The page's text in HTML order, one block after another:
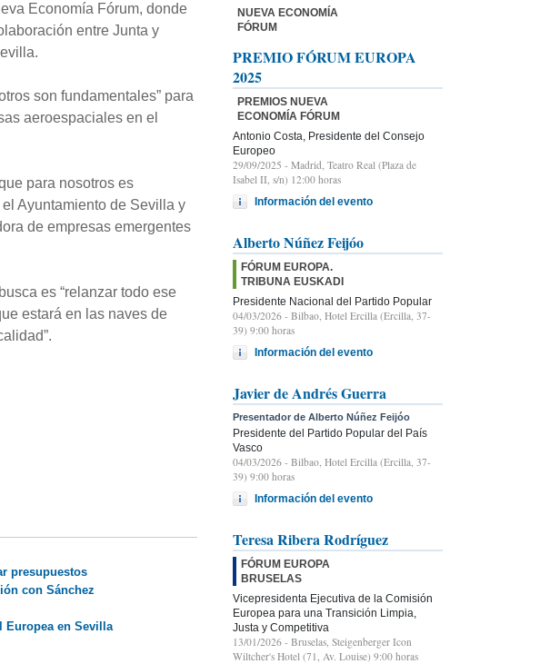
Economía Fórum, donde
entre Junta y
son fundamentales” para
aeroespaciales en el
para nosotros es
Ayuntamiento de Sevilla y
de empresas emergentes
es “relanzar todo ese
estará en las naves de
presupuestos
con Sánchez
Europea en Sevilla
NUEVA ECONOMÍA
FÓRUM
PREMIO FÓRUM EUROPA
2025
PREMIOS NUEVA
ECONOMÍA FÓRUM
Antonio Costa, Presidente del Consejo
Europeo
29/09/2025 - Madrid, Teatro Real (Plaza de
Isabel II, s/n) 12:00 horas
Información del evento
Alberto Núñez Feijóo
FÓRUM EUROPA.
TRIBUNA EUSKADI
Presidente Nacional del Partido Popular
04/03/2026 - Bilbao, Hotel Ercilla (Ercilla, 37-
39) 9:00 horas
Información del evento
Javier de Andrés Guerra
Presentador de Alberto Núñez Feijóo
Presidente del Partido Popular del País
Vasco
04/03/2026 - Bilbao, Hotel Ercilla (Ercilla, 37-
39) 9:00 horas
Información del evento
Teresa Ribera Rodríguez
FÓRUM EUROPA
BRUSELAS
Vicepresidenta Ejecutiva de la Comisión
Europea para una Transición Limpia,
Justa y Competitiva
13/01/2026 - Bruselas, Steigenberger Icon
Wiltcher's Hotel (71, Av. Louise) 9:00 horas